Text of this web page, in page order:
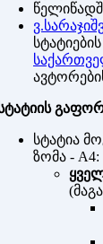
სტატია
ზომა - A4: